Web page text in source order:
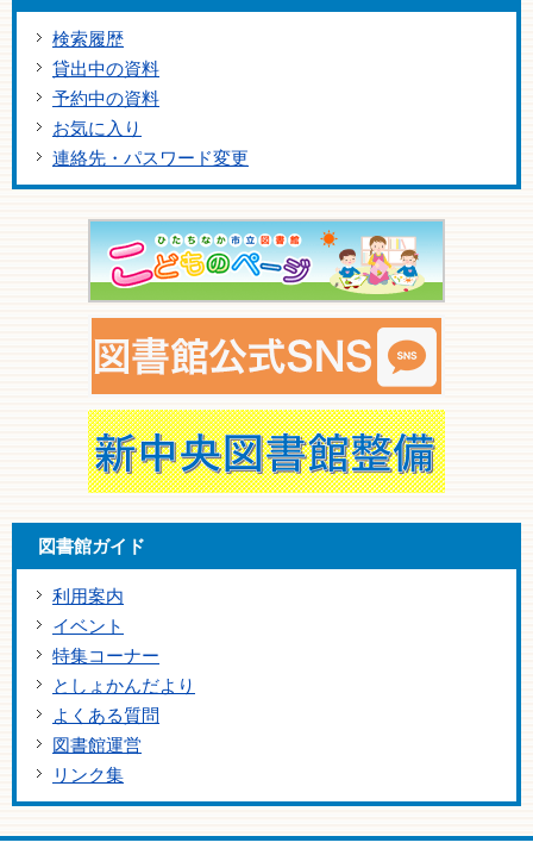
検索履歴
貸出中の資料
予約中の資料
お気に入り
連絡先・パスワード変更
図書館ガイド
利用案内
イベント
特集コーナー
としょかんだより
よくある質問
図書館運営
リンク集